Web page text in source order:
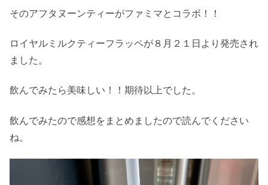
そのアフタヌーンティーがファミマとコラボ！！
ロイヤルミルクティーフラッペが８月２１日より発売され
ました。
飲んでみたら美味しい！！期待以上でした。
飲んでみたので感想をまとめましたので読んでください
ね。